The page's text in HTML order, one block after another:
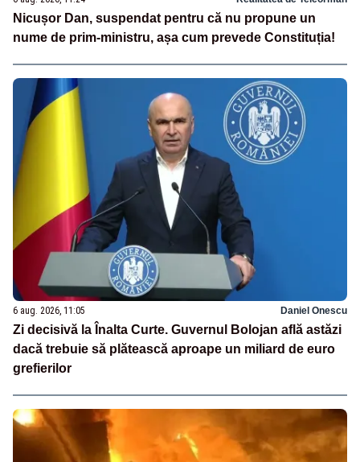
Nicușor Dan, suspendat pentru că nu propune un
nume de prim-ministru, așa cum prevede Constituția!
6 aug. 2026, 11:05 Daniel Onescu
Zi decisivă la Înalta Curte. Guvernul Bolojan află astăzi
dacă trebuie să plătească aproape un miliard de euro
grefierilor